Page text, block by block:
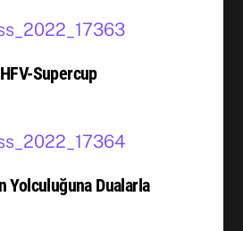
Supercup
Yolculuğuna Dualarla